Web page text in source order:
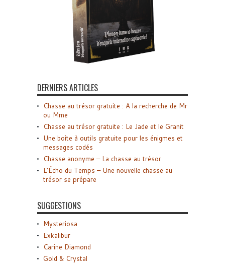
DERNIERS ARTICLES
Chasse au trésor gratuite : A la recherche de Mr
ou Mme
Chasse au trésor gratuite : Le Jade et le Granit
Une boîte à outils gratuite pour les énigmes et
messages codés
Chasse anonyme – La chasse au trésor
L’Écho du Temps – Une nouvelle chasse au
trésor se prépare
SUGGESTIONS
Mysteriosa
Exkalibur
Carine Diamond
Gold & Crystal